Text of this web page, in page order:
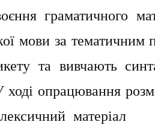
граматичного
мови за
та вивчають
опрацювання